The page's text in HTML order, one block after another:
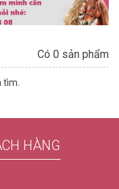
Có 0 sản phẩm
tìm.
HÀNG